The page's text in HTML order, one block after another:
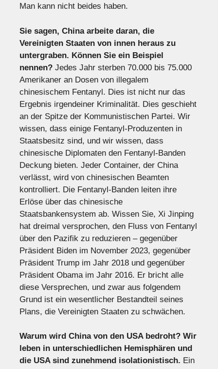
Man kann nicht beides haben.
Sie sagen, China arbeite daran, die
Vereinigten Staaten von innen heraus zu
untergraben. Können Sie ein Beispiel
nennen? Jedes Jahr sterben 70.000 bis 75.000
Amerikaner an Dosen von illegalem
chinesischem Fentanyl. Dies ist nicht nur das
Ergebnis irgendeiner Kriminalität. Dies geschieht
an der Spitze der Kommunistischen Partei. Wir
wissen, dass einige Fentanyl-Produzenten in
Staatsbesitz sind, und wir wissen, dass
chinesische Diplomaten den Fentanyl-Banden
Deckung bieten. Jeder Container, der China
verlässt, wird von chinesischen Beamten
kontrolliert. Die Fentanyl-Banden leiten ihre
Erlöse über das chinesische
Staatsbankensystem ab. Wissen Sie, Xi Jinping
hat dreimal versprochen, den Fluss von Fentanyl
über den Pazifik zu reduzieren – gegenüber
Präsident Biden im November 2023, gegenüber
Präsident Trump im Jahr 2018 und gegenüber
Präsident Obama im Jahr 2016. Er bricht alle
diese Versprechen, und zwar aus folgendem
Grund ist ein wesentlicher Bestandteil seines
Plans, die Vereinigten Staaten zu schwächen.
Warum wird China von den USA bedroht? Wir
leben in unterschiedlichen Hemisphären und
die USA sind zunehmend isolationistisch. Ein